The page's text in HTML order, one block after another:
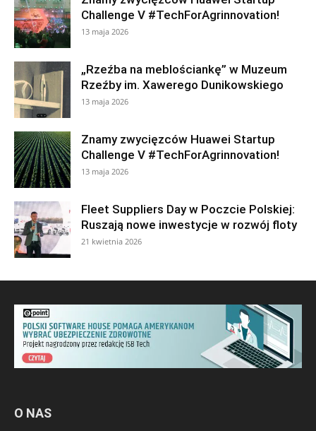
Challenge V #TechForAgrinnovation!
13 maja 2026
„Rzeźba na meblościankę” w Muzeum
Rzeźby im. Xawerego Dunikowskiego
13 maja 2026
Znamy zwycięzców Huawei Startup
Challenge V #TechForAgrinnovation!
13 maja 2026
Fleet Suppliers Day w Poczcie Polskiej:
Ruszają nowe inwestycje w rozwój floty
21 kwietnia 2026
O NAS